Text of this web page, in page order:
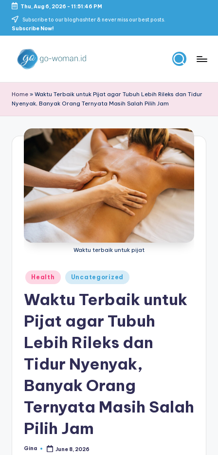
Skip
Thu, Aug 6, 2026 - 11:51:47 PM
Subscribe to our bloghashter & never miss our best posts.
Subscribe Now!
o
-
W
o
M
di
Home » Waktu Terbaik untuk Pijat agar Tubuh Lebih Rileks dan Tidur
Nyenyak, Banyak Orang Ternyata Masih Salah Pilih Jam
Waktu terbaik untuk pijat
Posted
in
Health Uncategorized
Waktu Terbaik untuk
Pijat agar Tubuh
Lebih Rileks dan
Tidur Nyenyak,
Banyak Orang
Ternyata Masih Salah
Pilih Jam
Posted
Gina June 8, 2026